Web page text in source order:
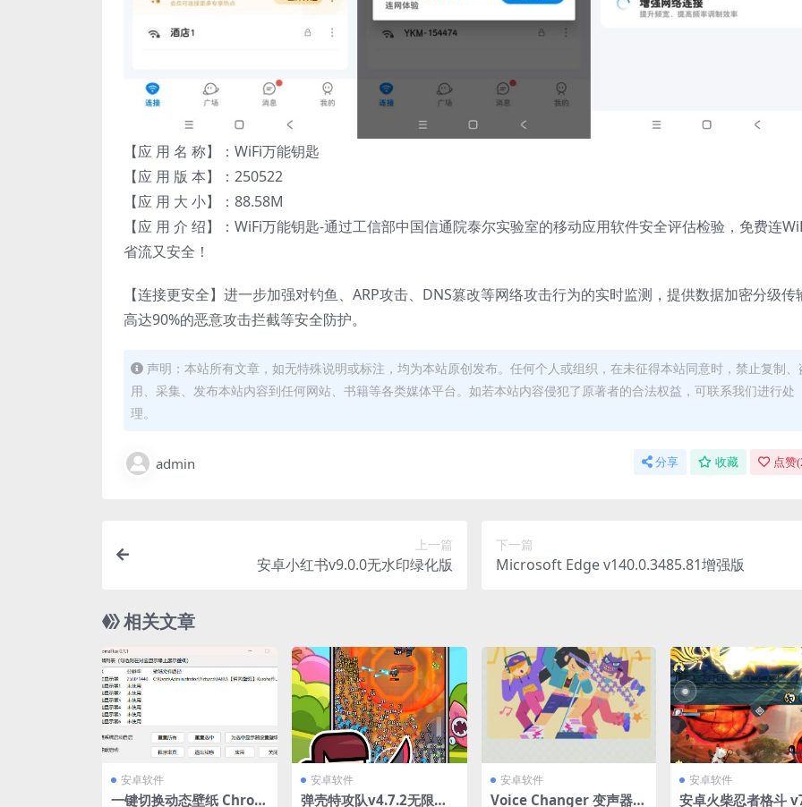
【应 用 名 称】：WiFi万能钥匙
【应 用 版 本】：250522
【应 用 大 小】：88.58M
【应 用 介 绍】：WiFi万能钥匙-通过工信部中国信通院泰尔实验室的移动应用软件安全评估检验，免费连
省流又安全！
【连接更安全】进一步加强对钓鱼、ARP攻击、DNS篡改等网络攻击行为的实时监测，提供数据加密分级传
高达90%的恶意攻击拦截等安全防护。
声明：本站所有文章，如无特殊说明或标注，均为本站原创发布。任何个人或组织，在未征得本站同意时，禁止复制、
用、采集、发布本站内容到任何网站、书籍等各类媒体平台。如若本站内容侵犯了原著者的合法权益，可联系我们进行处
理。
admin 分享 收藏 点赞(
上一篇
安卓小红书v9.0.0无水印绿化版
下一篇
Microsoft Edge v140.0.3485.81增强版
相关文章
安卓软件
一键切换动态壁纸 Chrom
安卓软件
弹壳特攻队v4.7.2无限刷
安卓软件
Voice Changer 变声器v
安卓软件
安卓火柴忍者格斗